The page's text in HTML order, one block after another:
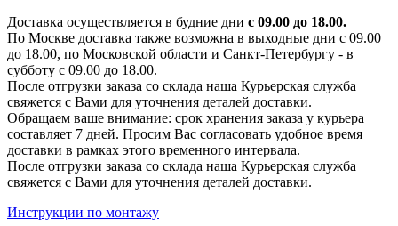
Доставка осуществляется в будние дни с 09.00 до 18.00.
По Москве доставка также возможна в выходные дни с 09.00
до 18.00, по Московской области и Санкт-Петербургу - в
субботу с 09.00 до 18.00.
После отгрузки заказа со склада наша Курьерская служба
свяжется с Вами для уточнения деталей доставки.
Обращаем ваше внимание: срок хранения заказа у курьера
составляет 7 дней. Просим Вас согласовать удобное время
доставки в рамках этого временного интервала.
После отгрузки заказа со склада наша Курьерская служба
свяжется с Вами для уточнения деталей доставки.
Инструкции по монтажу